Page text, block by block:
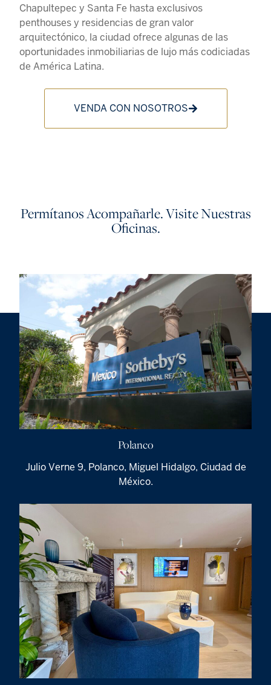
Chapultepec y Santa Fe hasta exclusivos
penthouses y residencias de gran valor
arquitectónico, la ciudad ofrece algunas de las
oportunidades inmobiliarias de lujo más codiciadas
de América Latina.
VENDA CON NOSOTROS
Permítanos Acompañarle. Visite Nuestras
Oficinas.
Polanco
Julio Verne 9, Polanco, Miguel Hidalgo, Ciudad de
México.